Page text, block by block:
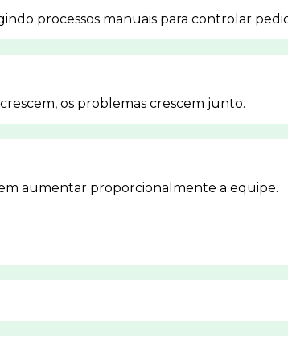
processos manuais para controlar
os problemas crescem junto.
aumentar proporcionalmente a equipe.